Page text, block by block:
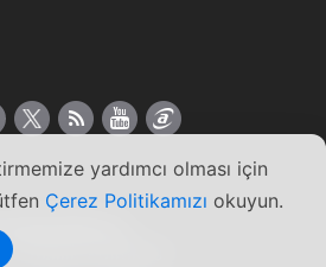
yardımcı olması için
Çerez Politikamızı okuyun.
Inc.
|